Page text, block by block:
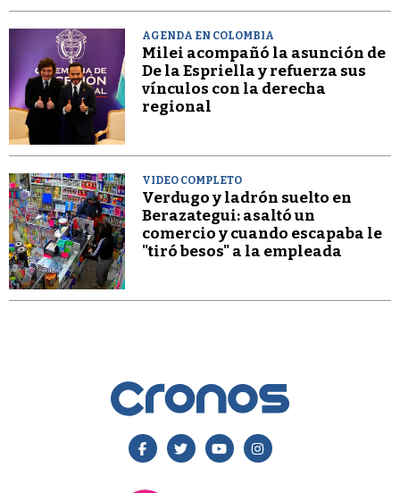
AGENDA EN COLOMBIA
Milei acompañó la asunción de
De la Espriella y refuerza sus
vínculos con la derecha
regional
VIDEO COMPLETO
Verdugo y ladrón suelto en
Berazategui: asaltó un
comercio y cuando escapaba le
"tiró besos" a la empleada